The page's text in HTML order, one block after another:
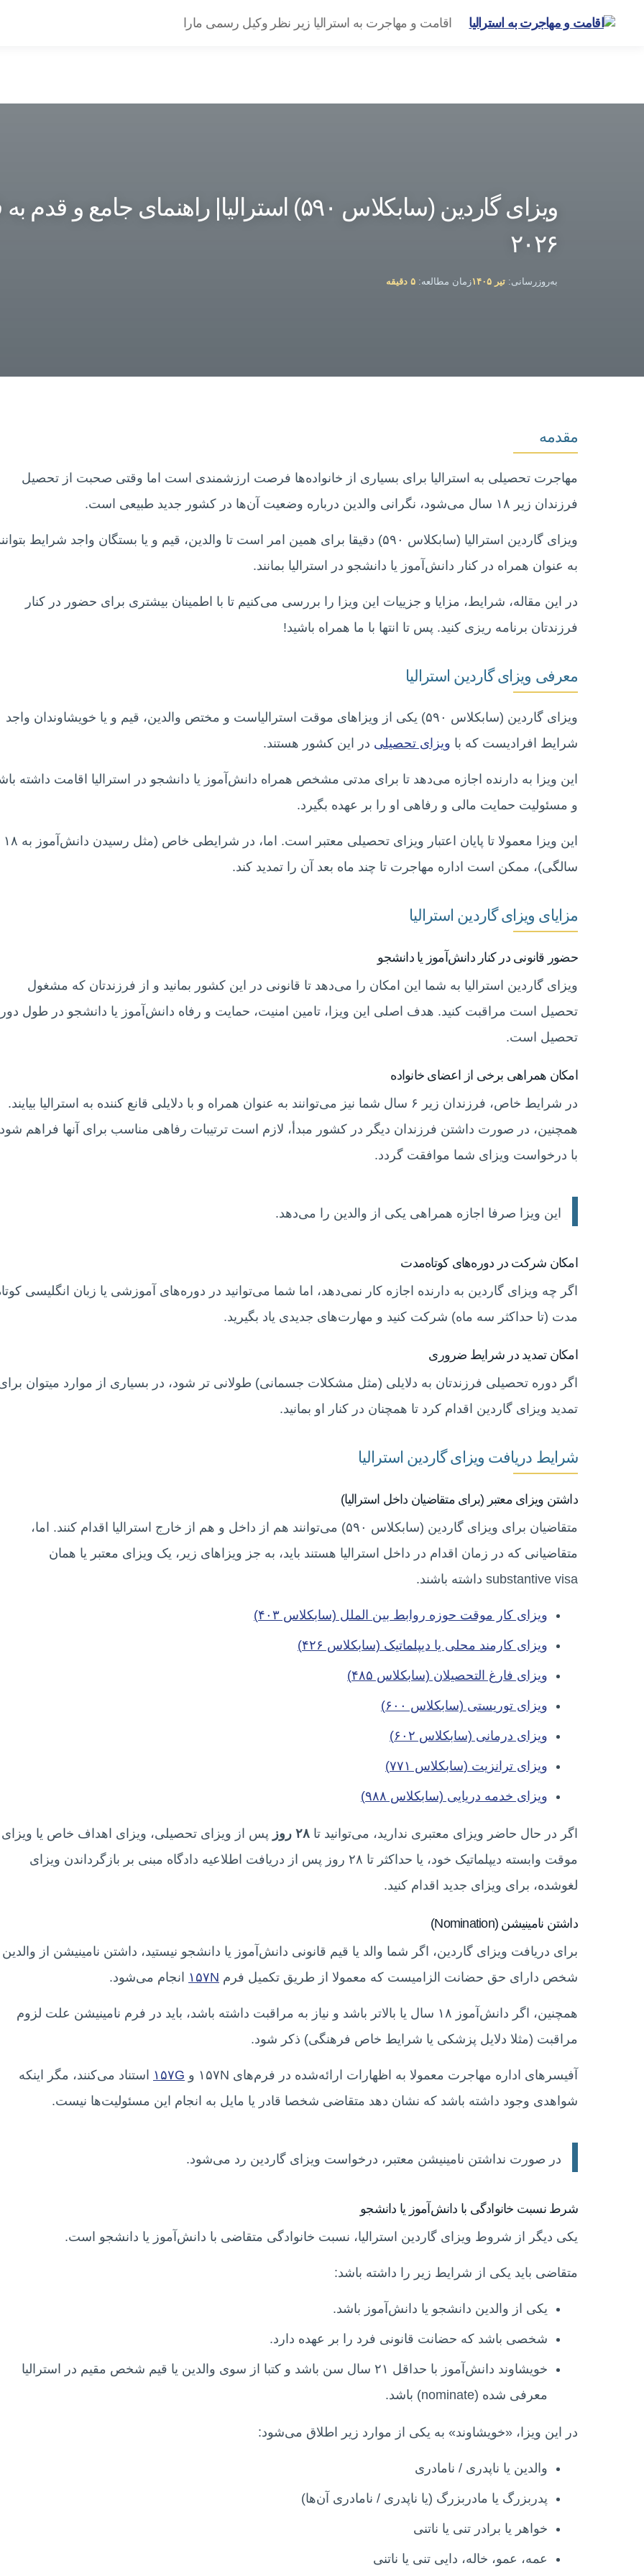
اقامت و مهاجرت به استرالیا زیر نظر وکیل رسمی مارا
ویزای گاردین (سابکلاس ۵۹۰) استرالیا| راهنمای جامع و
۲۰۲۶
به‌روزرسانی: تیر ۱۴۰۵ زمان مطالعه: ۵ دقیقه
مقدمه
مهاجرت تحصیلی به استرالیا برای بسیاری از خانواده‌ها فرصت ارزشمندی است اما وقتی صحبت از تحصیل
فرزندان زیر ۱۸ سال می‌شود، نگرانی والدین درباره وضعیت آن‌ها در کشور جدید طبیعی است.
ویزای گاردین استرالیا (سابکلاس ۵۹۰) دقیقا برای همین امر است تا والدین، قیم‌ و یا بستگان واجد شرایط
به عنوان همراه در کنار دانش‌آموز یا دانشجو در استرالیا بمانند.
در این مقاله، شرایط، مزایا و جزییات این ویزا را بررسی می‌کنیم تا با اطمینان بیشتری برای حضور در کنار
فرزندتان برنامه‌ ریزی کنید. پس تا انتها با ما همراه باشید!
معرفی ویزای گاردین استرالیا
ویزای گاردین (سابکلاس ۵۹۰) یکی از ویزاهای موقت استرالیاست و مختص والدین، قیم و یا خویشاوندان واجد
شرایط افرادیست که با ویزای تحصیلی در این کشور هستند.
این ویزا به دارنده اجازه می‌دهد تا برای مدتی مشخص همراه دانش‌آموز یا دانشجو در استرالیا اقامت داشته
و مسئولیت حمایت مالی و رفاهی او را بر عهده بگیرد.
این ویزا معمولا تا پایان اعتبار ویزای تحصیلی معتبر است. اما، در شرایطی خاص (مثل رسیدن دانش‌آموز به ۱۸
سالگی)، ممکن است اداره مهاجرت تا چند ماه بعد آن را تمدید کند.
مزایای ویزای گاردین استرالیا
حضور قانونی در کنار دانش‌آموز یا دانشجو
ویزای گاردین استرالیا به شما این امکان را می‌دهد تا قانونی در این کشور بمانید و از فرزندتان که مشغول
تحصیل است مراقبت کنید. هدف اصلی این ویزا، تامین امنیت، حمایت و رفاه دانش‌آموز یا دانشجو در طول
تحصیل است.
امکان همراهی برخی از اعضای خانواده
در شرایط خاص، فرزندان زیر ۶ سال شما نیز می‌توانند به‌ عنوان همراه و با دلایلی قانع‌ کننده به استرالیا بیایند.
همچنین، در صورت داشتن فرزندان دیگر در کشور مبدأ، لازم است ترتیبات رفاهی مناسب برای آنها فراهم شود
با درخواست ویزای شما موافقت گردد.
این ویزا صرفا اجازه همراهی یکی از والدین را می‌دهد.
امکان شرکت در دوره‌های کوتاه‌مدت
اگر چه ویزای گاردین به دارنده اجازه کار نمی‌دهد، اما شما می‌توانید در دوره‌های آموزشی یا زبان انگلیسی
مدت (تا حداکثر سه ماه) شرکت کنید و مهارت‌های جدیدی یاد بگیرید.
امکان تمدید در شرایط ضروری
اگر دوره تحصیلی فرزندتان به دلایلی (مثل مشکلات جسمانی) طولانی‌ تر شود، در بسیاری از موارد میتوان
تمدید ویزای گاردین اقدام کرد تا همچنان در کنار او بمانید.
شرایط دریافت ویزای گاردین استرالیا
داشتن ویزای معتبر (برای متقاضیان داخل استرالیا)
متقاضیان برای ویزای گاردین (سابکلاس ۵۹۰) می‌توانند هم از داخل و هم از خارج استرالیا اقدام کنند. اما،
متقاضیانی که در زمان اقدام در داخل استرالیا هستند باید، به جز ویزاهای زیر، یک ویزای معتبر یا همان
substantive visa داشته باشند.
ویزای کار موقت حوزه روابط بین الملل (سابکلاس ۴۰۳)
ویزای کارمند محلی یا دیپلماتیک (سابکلاس ۴۲۶)
ویزای فارغ التحصیلان (سابکلاس ۴۸۵)
ویزای توریستی (سابکلاس ۶۰۰)
ویزای درمانی (سابکلاس ۶۰۲)
ویزای ترانزیت (سابکلاس ۷۷۱)
ویزای خدمه دریایی (سابکلاس ۹۸۸)
اگر در حال حاضر ویزای معتبری ندارید، می‌توانید تا ۲۸ روز
پس از ویزای تحصیلی، ویزای اهداف خاص یا ویزای
موقت وابسته دیپلماتیک خود، یا حداکثر تا ۲۸ روز پس از دریافت اطلاعیه دادگاه مبنی بر بازگرداندن ویزای
لغوشده، برای ویزای جدید اقدام کنید.
داشتن نامینیشن (Nomination)
برای دریافت ویزای گاردین، اگر شما والد یا قیم قانونی دانش‌آموز یا دانشجو نیستید، داشتن نامینیشن از والدین
شخص دارای حق حضانت الزامیست که معمولا از طریق تکمیل فرم ۱۵۷N انجام می‌شود.
همچنین، اگر دانش‌آموز ۱۸ سال یا بالاتر باشد و نیاز به مراقبت داشته باشد، باید در فرم نامینیشن علت لزوم
مراقبت (مثلا دلایل پزشکی یا شرایط خاص فرهنگی) ذکر شود.
آفیسرهای اداره مهاجرت معمولا به اظهارات ارائه‌شده در فرم‌های ۱۵۷N و ۱۵۷G استناد می‌کنند، مگر اینکه
شواهدی وجود داشته باشد که نشان دهد متقاضی شخصا قادر یا مایل به انجام این مسئولیت‌ها نیست.
در صورت نداشتن نامینیشن معتبر، درخواست ویزای گاردین رد می‌شود.
شرط نسبت خانوادگی با دانش‌آموز یا دانشجو
یکی دیگر از شروط ویزای گاردین استرالیا، نسبت خانوادگی متقاضی با دانش‌آموز یا دانشجو است.
متقاضی باید یکی از شرایط زیر را داشته باشد:
یکی از والدین دانشجو یا دانش‌آموز باشد.
شخصی باشد که حضانت قانونی فرد را بر عهده دارد.
خویشاوند دانش‌آموز با حداقل ۲۱ سال سن باشد و کتبا از سوی والدین یا قیم شخص مقیم در استرالیا
معرفی شده (nominate) باشد.
در این ویزا، «خویشاوند» به یکی از موارد زیر اطلاق می‌شود:
والدین یا ناپدری / نامادری
پدربزرگ یا مادربزرگ (یا ناپدری / نامادری آن‌ها)
خواهر یا برادر تنی یا ناتنی
عمه، عمو، خاله، دایی تنی یا ناتنی